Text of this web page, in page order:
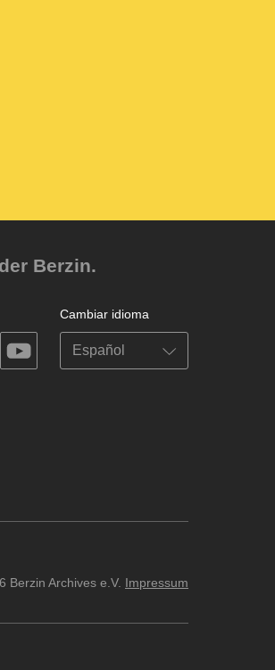
Berzin.
Cambiar idioma
on
soundcloudyoutube
Berzin Archives e.V. Impressum